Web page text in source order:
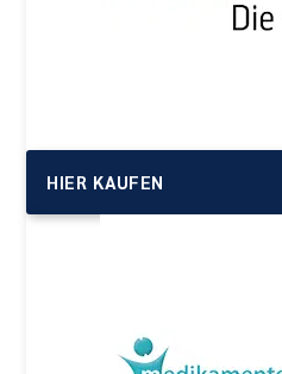
HIER KAUFEN